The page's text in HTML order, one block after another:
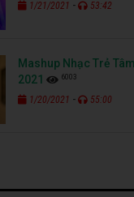
1/21/2021 - 53:42
Mashup Nhạc Trẻ
2021
6003
1/20/2021 - 55:00